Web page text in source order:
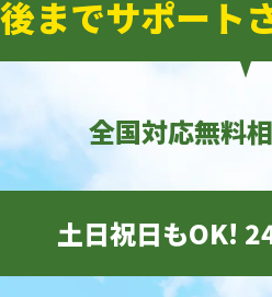
までサポート
全国対応無料
土日祝日もOK!